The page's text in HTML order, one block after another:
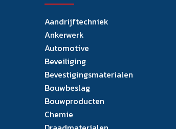
Aandrijftechniek
Ankerwerk
Automotive
Beveiliging
Bevestigingsmaterialen
Bouwbeslag
Bouwproducten
Chemie